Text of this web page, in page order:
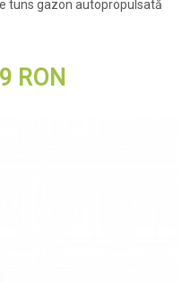
tuns gazon autopropulsată
RON